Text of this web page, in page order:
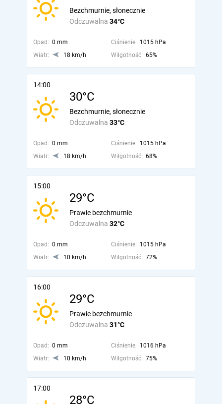
Odczuwalna 34°C
Bezchmurnie, słonecznie
Opad: 0 mm Ciśnienie: 1015 hPa
Wiatr:
18 km/h Wilgotność: 65%
14:00
30°C
Odczuwalna 33°C
Bezchmurnie, słonecznie
Opad: 0 mm Ciśnienie: 1015 hPa
Wiatr:
18 km/h Wilgotność: 68%
15:00
29°C
Odczuwalna 32°C
Prawie bezchmurnie
Opad: 0 mm Ciśnienie: 1015 hPa
Wiatr:
10 km/h Wilgotność: 72%
16:00
29°C
Odczuwalna 31°C
Prawie bezchmurnie
Opad: 0 mm Ciśnienie: 1016 hPa
Wiatr:
10 km/h Wilgotność: 75%
17:00
28°C